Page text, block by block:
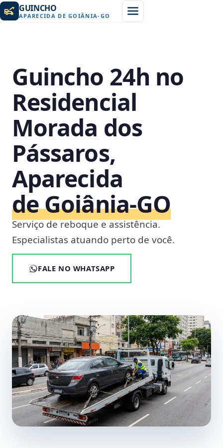
GUINCHO
APARECIDA DE GOIÂNIA-GO
Guincho 24h no
Residencial
Morada dos
Pássaros,
Aparecida
de Goiânia‑GO
Serviço de reboque e assistência.
Especialistas atuando perto de você.
FALE NO WHATSAPP